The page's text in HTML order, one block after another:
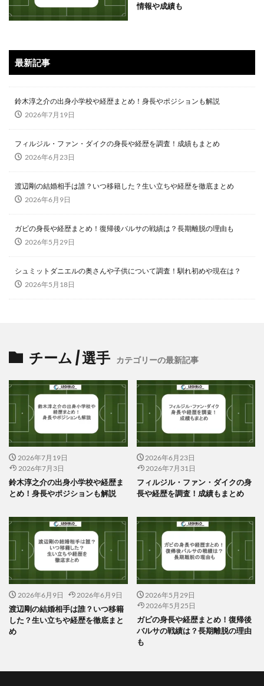
情報や成績も
最新記事
鈴木淳之介の出身小学校や経歴まとめ！身長やポジションも解説
2026年7月19日
フィルジル・ファン・ダイクの身長や経歴を調査！成績もまとめ
2026年6月23日
渡辺剛の結婚相手は誰？いつ移籍した？生い立ちや経歴を徹底まとめ
2026年6月9日
ガビの身長や経歴まとめ！復帰後バルサの戦績は？長期離脱の理由も
2026年5月29日
シュミットダニエルの奥さんや子供について調査！馴れ初めや現在は？
2026年5月18日
チーム / 選手 カテゴリーの最新記事
2026年7月19日
2026年7月3日
鈴木淳之介の出身小学校や経歴ま
とめ！身長やポジションも解説
2026年6月23日
2026年7月31日
フィルジル・ファン・ダイクの身
長や経歴を調査！成績もまとめ
2026年6月9日 2026年6月9日
渡辺剛の結婚相手は誰？いつ移籍
した？生い立ちや経歴を徹底まと
め
2026年5月29日
2026年5月25日
ガビの身長や経歴まとめ！復帰後
バルサの戦績は？長期離脱の理由
も